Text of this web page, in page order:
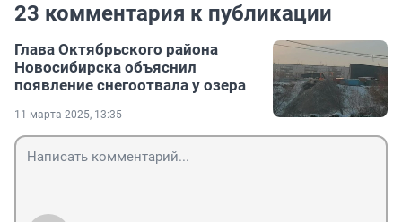
23 комментария к публикации
Глава Октябрьского района
Новосибирска объяснил
появление снегоотвала у озера
11 марта 2025, 13:35